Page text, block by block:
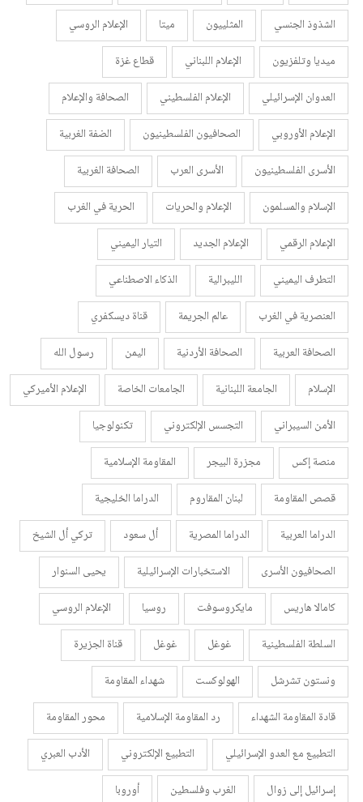
الشذوذ الجنسي
المثلييون ميتا
الإعلام الروسي
ميديا وتلفزيون
الإعلام اللبناني
قطاع غزة
العدوان الإسرائيلي
الإعلام الفلسطيني
الصحافة والإعلام
الإعلام الأوروبي
الصحافيون الفلسطينيون
الضفة الغربية
الأسرى الفلسطينيون
الأسرى العرب
الصحافة الغربية
الإسلام والمسلمون
الإعلام والحريات
الحرية في الغرب
الإعلام الرقمي
الإعلام الجديد
التيار اليميني
التطرف اليميني
الليبرالية
الذكاء الاصطناعي
العنصرية في الغرب
عالم الجريمة
قناة ديسكفري
الصحافة العربية
الصحافة الأردنية اليمن
رسول الله
الإسلام
الجامعة اللبنانية الجامعات الخاصة
الإعلام الأميركي
الأمن السيبراني
التجسس الإلكتروني
تكنولوجيا
منصة إكس
مجزرة البيجر
المقاومة الإسلامية
قصص المقاومة
لبنان المقاروم
الدراما الخليجية
الدراما العربية
الدراما المصرية أل سعود
تركي أل الشيخ
الصحافيون الأسرى
الاستخبارات الإسرائيلية
يحيى السنوار
كامالا هاريس
مايكروسوفت روسيا
الإعلام الروسي
السلطة الفلسطينية
غوغل غوغل
قناة الجزيرة
ونستون تشرشل
الهولوكست
شهداء المقاومة
قادة المقاومة الشهداء
رد المقاومة الإسلامية
محور المقاومة
التطبيع مع العدو الإسرائيلي
التطبيع الإلكتروني
الأدب العبري
إسرائيل إلى زوال
الغرب وفلسطين
أوروبا